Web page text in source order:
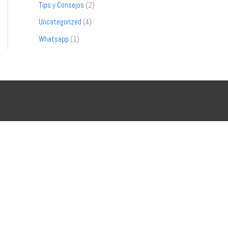
:
Tips y Consejos (2)
Uncategorized (4)
Whatsapp (1)